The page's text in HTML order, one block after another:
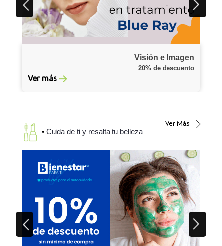
Ver más
Visión e Imagen
20% de descuento
• Cuida de ti y resalta tu belleza
Ver Más